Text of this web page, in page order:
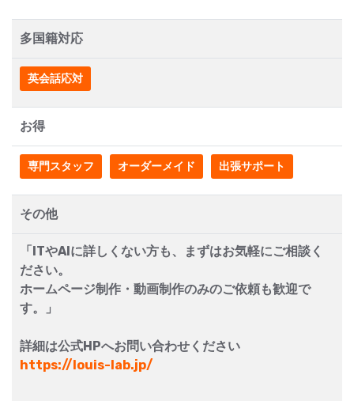
多国籍対応
英会話応対
お得
専門スタッフ オーダーメイド 出張サポート
その他
「ITやAIに詳しくない方も、まずはお気軽にご相談く
ださい。
ホームページ制作・動画制作のみのご依頼も歓迎で
す。」
詳細は公式HPへお問い合わせください
https://louis-lab.jp/